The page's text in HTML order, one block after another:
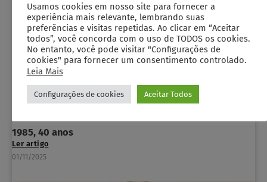
1985, 40 anos
Ler artigo
01/11/2025
Usamos cookies em nosso site para fornecer a
experiência mais relevante, lembrando suas
preferências e visitas repetidas. Ao clicar em “Aceitar
todos”, você concorda com o uso de TODOS os cookies.
No entanto, você pode visitar "Configurações de
cookies" para fornecer um consentimento controlado.
Leia Mais
Configurações de cookies Aceitar Todos